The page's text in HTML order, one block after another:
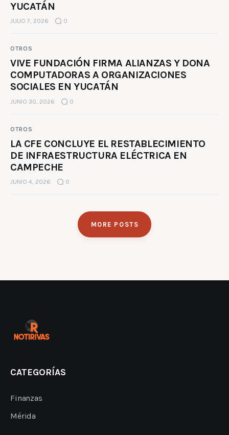
YUCATÁN
JULIO 7, 2026 0
OTROS
VIVE FUNDACIÓN FIRMA ALIANZAS Y DONA
COMPUTADORAS A ORGANIZACIONES
SOCIALES EN YUCATÁN
JUNIO 30, 2026 0
OTROS
LA CFE CONCLUYE EL RESTABLECIMIENTO
DE INFRAESTRUCTURA ELÉCTRICA EN
CAMPECHE
JUNIO 4, 2026 0
MORE POSTS
CATEGORÍAS
Finanzas
Mérida